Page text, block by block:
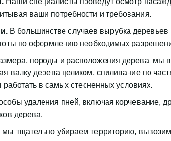
Наши специалисты проведут осмотр
ваши потребности и требования.
В большинстве случаев вырубка деревьев
по оформлению необходимых
породы и расположения дерева, мы
валку дерева целиком, спиливание по
в самых стесненных условиях.
удаления пней, включая корчевание,
дерева.
тщательно убираем территорию, вывозим